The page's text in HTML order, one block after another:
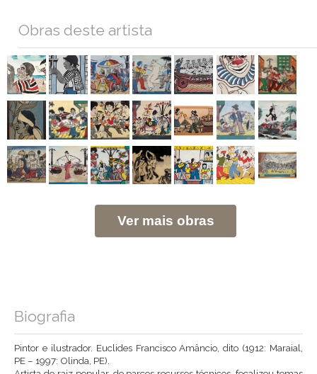
Obras deste artista
Ver mais obras
Biografia
Pintor e ilustrador. Euclides Francisco Amâncio, dito (1912: Maraial,
PE – 1997: Olinda, PE).